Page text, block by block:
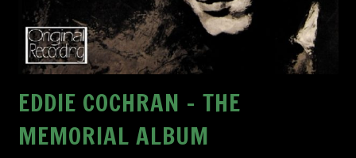
EDDIE COCHRAN – THE
MEMORIAL ALBUM